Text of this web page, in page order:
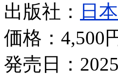
出版社：
日
価格： 4,500
発売日：